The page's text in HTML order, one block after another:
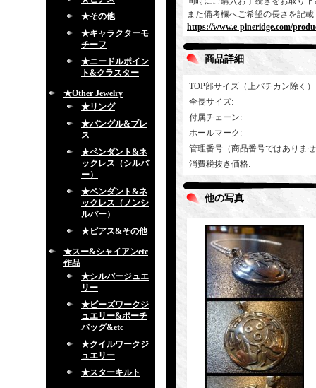
★その他
★キャラクターモ
チーフ
★ニードルポイン
ト&クラスター
★Other Jewelry
★リング
★バングル&ブレ
ス
★ペンダント&ネ
ックレス（シルバ
ー）
★ペンダント&ネ
ックレス（ノンシ
ルバー）
★ピアス&その他
★スー&シャイアンetc
作品
★シルバージュエ
リー
★ビーズワークジ
ュエリー&ポーチ
バッグ&etc
★クイルワークジ
ュエリー
★スターキルト
また備考欄へご希望の長さを記
https://www.e-pineridge.com/
商品詳細
TOP部サイズ（上バチカン除く）
全長サイズ:
付属チェーン:
ホールマーク :
管理番号（商品番号ではありま
消費税抜き価格:
他の写真